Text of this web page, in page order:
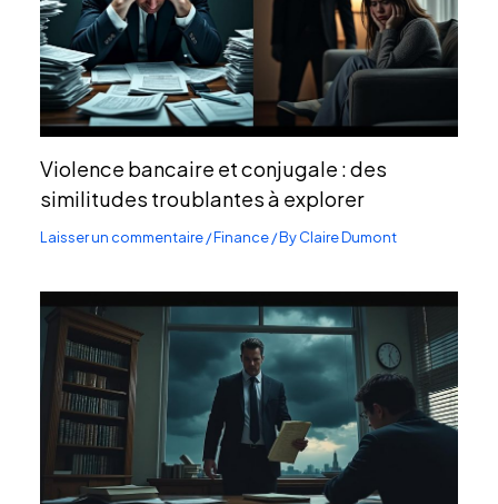
Violence bancaire et conjugale : des
similitudes troublantes à explorer
Laisser un commentaire/Finance/ ByClaire Dumont